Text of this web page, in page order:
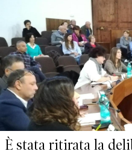
È stata ritirata la